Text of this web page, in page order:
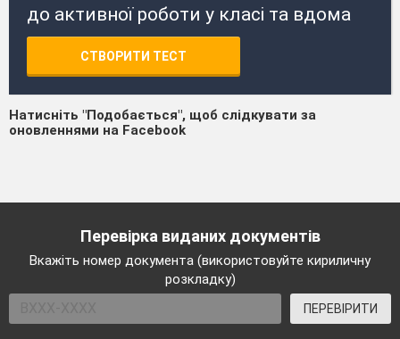
до активної роботи у класі та вдома
СТВОРИТИ ТЕСТ
Натисніть "Подобається", щоб слідкувати за
оновленнями на Facebook
Перевірка виданих документів
Вкажіть номер документа (використовуйте кириличну
розкладку)
ПЕРЕВІРИТИ